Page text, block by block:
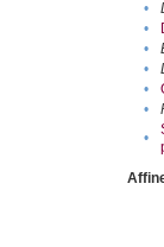
•
•
•
•
•
•
•